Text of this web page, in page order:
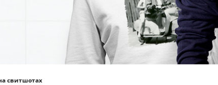
свитшотах